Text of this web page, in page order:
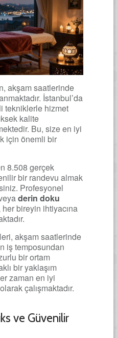
akşam saatlerinde
İstanbul’da
tekniklerle hizmet
kalite
Bu, size en iyi
için önemli bir
8.508 gerçek
bir randevu almak
Profesyonel
derin doku
bireyin ihtiyacına
akşam saatlerinde
iş temposundan
bir ortam
bir yaklaşım
zaman en iyi
çalışmaktadır.
ve Güvenilir